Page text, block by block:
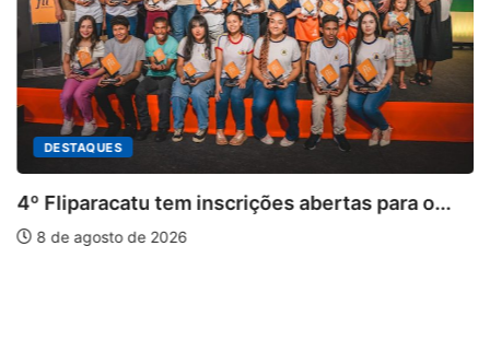
DESTAQUES
4º Fliparacatu tem inscrições abertas para o...
8 de agosto de 2026